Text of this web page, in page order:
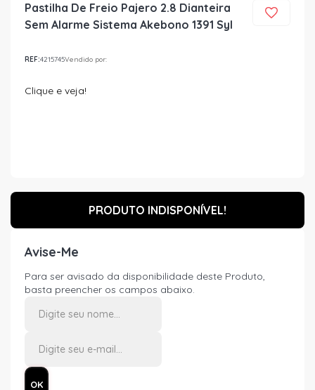
Pastilha De Freio Pajero 2.8 Dianteira
Sem Alarme Sistema Akebono 1391 Syl
REF:4215745Vendido por:
Clique e veja!
PRODUTO INDISPONÍVEL!
Avise-Me
Para ser avisado da disponibilidade deste Produto,
basta preencher os campos abaixo.